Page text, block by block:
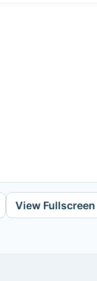
View Fullscreen